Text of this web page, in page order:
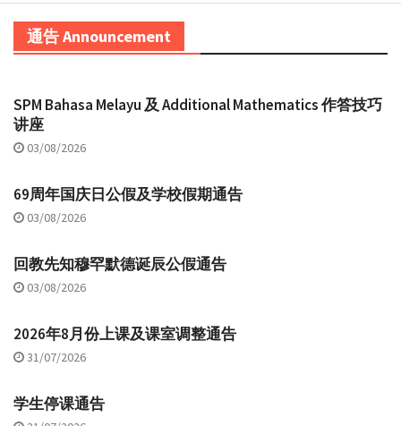
通告 Announcement
SPM Bahasa Melayu 及 Additional Mathematics 作答技巧
讲座
03/08/2026
69周年国庆日公假及学校假期通告
03/08/2026
回教先知穆罕默德诞辰公假通告
03/08/2026
2026年8月份上课及课室调整通告
31/07/2026
学生停课通告